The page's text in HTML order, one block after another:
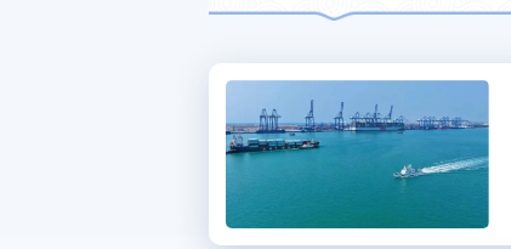
研究机构
会员服务